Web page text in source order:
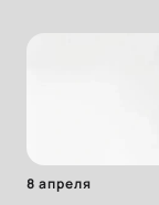
8 апреля